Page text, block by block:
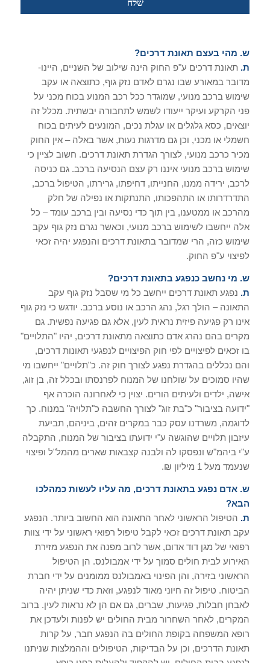
ש. מהי בעצם תאונת דרכים?
ת. תאונת דרכים ע"פ החוק הינה שילוב של השניים, היינו-
מדובר במאורע שבו נגרם לאדם נזק גוף, כתוצאה או עקב
שימוש ברכב מנועי, שמוגדר ככל רכב המנוע בכוח מכני על
פני הקרקע ועיקר ייעודו לשמש לתחבורה יבשתית. מכלל זה
יוצאים, כסא גלגלים או עגלת נכים, המונעים לעיתים בכוח
חשמלי או מכני, וכן גם מדרגות נעות, אשר באלה – אין החוק
מכיר כרכב מנועי, לצורך הגדרת תאונת דרכים. חשוב לציין כי
שימוש ברכב מנועי איננו רק עצם הנסיעה ברכב. גם כניסה
לרכב, ירידה ממנו, החנייתו, דחיפתו, גרירתו, הטיפול ברכב,
התדרדרותו או התהפכותו, התנתקות או נפילה של חלק
מהרכב או ממטענו, בין תוך כדי נסיעה ובין ברכב עומד – כל
אלה ייחשבו לשימוש ברכב מנועי, וכאשר נגרם נזק גוף עקב
שימוש כזה, הרי שמדובר בתאונת דרכים והנפגע יהיה זכאי
לפיצוי ע"פ החוק.
ש. מי נחשב כנפגע בתאונת דרכים?
ת. נפגע תאונת דרכים ייחשב כל מי שסבל נזק גוף עקב
התאונה – הולך רגל, נהג הרכב או נוסע ברכב. יודגש כי נזק גוף
אינו רק פגיעה פיזית נראית לעין, אלא גם פגיעה נפשית. גם
מקרים בהם נהרג אדם כתוצאה מתאונת דרכים, יהיו "התלויים"
בו זכאים לפיצויים לפי חוק הפיצויים לנפגעי תאונות דרכים,
והם נכללים בהגדרת נפגע לצורך חוק זה. כ"תלויים" ייחשבו מי
שהיו סמוכים על שולחנו של המנוח לפרנסתו ובכלל זה, בן זוג,
אישה, ילדים ולעיתים הורים. יצוין כי לאחרונה הוכרה אף
"ידועה בציבור" כ"בת זוג" לצורך החשבה כ"תלויה" במנוח. כך
לדוגמה, משרדנו עסק כבר במקרים זהים, ביניהם, תביעת
עיזבון תלויים שהוגשה ע"י ידועתו בציבור של המנוח, התקבלה
ע"י ביהמ"ש ונפסקו לה ולבנה קצבאות שארים מהמל"ל ופיצוי
שנעמד מעל 1 מיליון ₪.
ש. אדם נפגע בתאונת דרכים, מה עליו לעשות כמהלכו
הבא?
ת. הטיפול הראשוני לאחר התאונה הוא החשוב ביותר. הנפגע
עקב תאונת דרכים זכאי לקבל טיפול רפואי ראשוני על ידי צוות
רפואי של מגן דוד אדום, אשר לרוב מפנה את הנפגע מזירת
האירוע לבית חולים סמוך על ידי אמבולנס. הן הטיפול
הראשוני בזירה, והן הפינוי באמבולנס ממומנים על ידי חברת
הביטוח. טיפול זה חיוני מאוד לנפגע, וזאת כדי שניתן יהיה
לאבחן חבלות, פגיעות, שברים, גם אם הן לא נראות לעין. ברוב
המקרים, לאחר השחרור מבית החולים יש לפנות ולעדכן את
רופא המשפחה בקופת החולים בה הנפגע חבר, על קרות
תאונת הדרכים, וכן על הבדיקות, הטיפולים וההמלצות שניתנו